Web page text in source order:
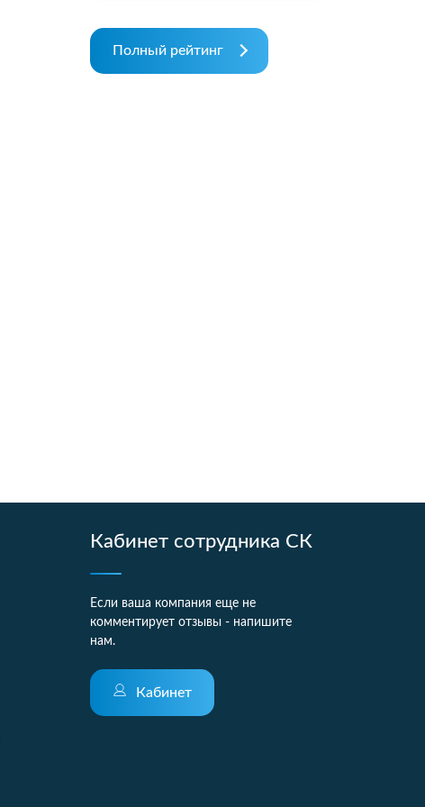
Полный рейтинг
Кабинет сотрудника СК
Если ваша компания еще не
комментирует отзывы - напишите
нам.
Кабинет